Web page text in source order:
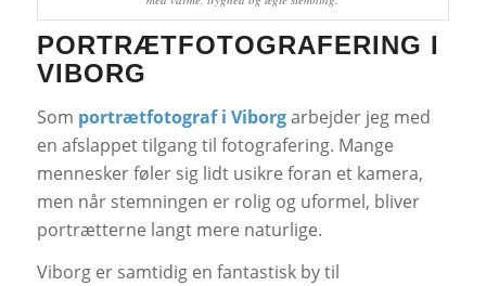
PORTRÆTFOTOGRAFERING I
VIBORG
Som portrætfotograf i Viborgarbejder jeg med
en afslappet tilgang til fotografering. Mange
mennesker føler sig lidt usikre foran et kamera,
men når stemningen er rolig og uformel, bliver
portrætterne langt mere naturlige.
Viborg er samtidig en fantastisk by til